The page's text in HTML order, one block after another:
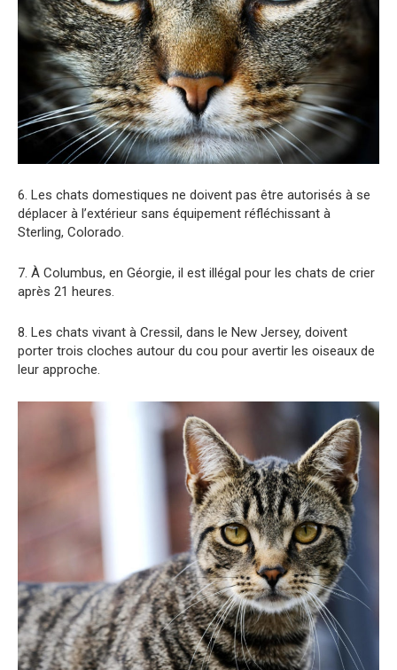
6. Les chats domestiques ne doivent pas être autorisés à se
déplacer à l’extérieur sans équipement réfléchissant à
Sterling, Colorado.
7. À Columbus, en Géorgie, il est illégal pour les chats de crier
après 21 heures.
8. Les chats vivant à Cressil, dans le New Jersey, doivent
porter trois cloches autour du cou pour avertir les oiseaux de
leur approche.